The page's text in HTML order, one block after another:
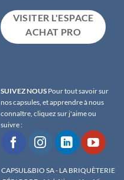
VISITER L'ESPACE
ACHAT PRO
SUIVEZ NOUS Pour tout savoir sur
nos capsules, et apprendre à nous
connaître, cliquez sur j'aime ou
suivre :
CAPSUL&BIO SA - LA BRIQUÈTERIE